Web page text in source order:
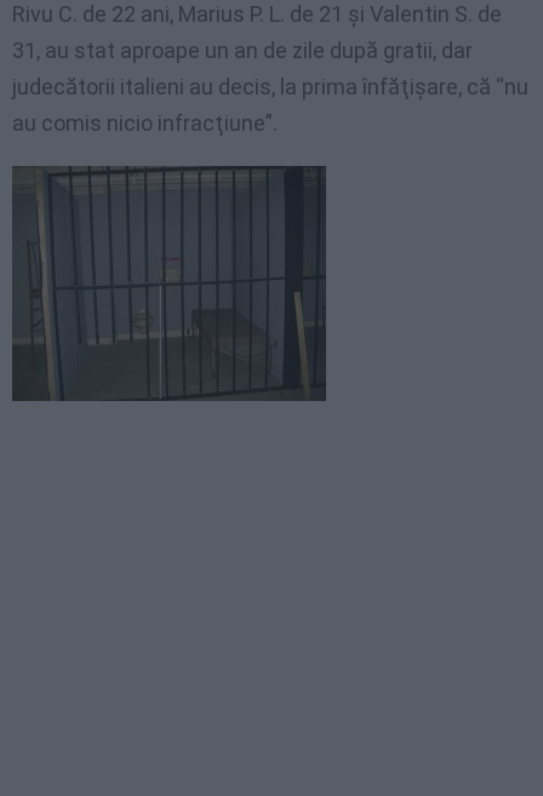
Rivu C. de 22 ani, Marius P. L. de 21 şi Valentin S. de
31, au stat aproape un an de zile după gratii, dar
judecătorii italieni au decis, la prima înfăţişare, că “nu
au comis nicio infracţiune”.